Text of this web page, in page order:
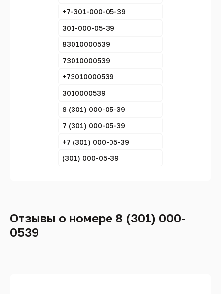
+7-301-000-05-39
301-000-05-39
83010000539
73010000539
+73010000539
3010000539
8 (301) 000-05-39
7 (301) 000-05-39
+7 (301) 000-05-39
(301) 000-05-39
Отзывы о номере 8 (301) 000-
0539